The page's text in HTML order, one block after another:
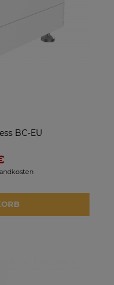
BC-EU